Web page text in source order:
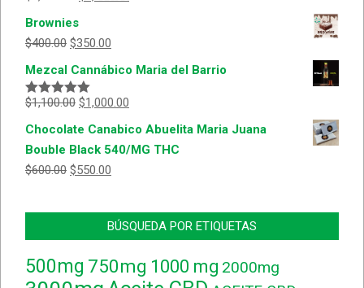
5
Brownies
$400.00 $350.00
Mezcal Cannábico Maria del Barrio
Valorado
5
$1,100.00 $1,000.00
Chocolate Canabico Abuelita Maria Juana
Bouble Black 540/MG THC
$600.00 $550.00
BÚSQUEDA POR ETIQUETAS
500mg 750mg 1000 mg 2000mg